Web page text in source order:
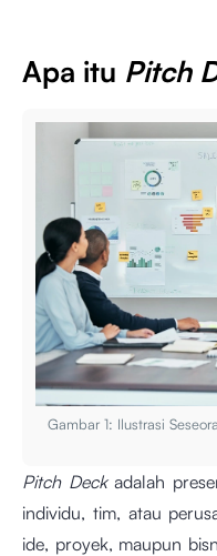
Apa itu Pitch
Gambar 1: Ilustrasi
Pitch Deckadalah
individu, tim, atau
ide, proyek, maupun